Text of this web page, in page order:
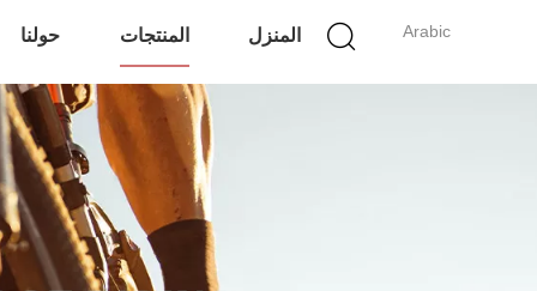
Arabic المنزل المنتجات حولنا